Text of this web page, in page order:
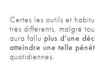
Certes les outils et
très différents, malgré
aura fallu plus d’une
atteindre une telle
quotidiennes.